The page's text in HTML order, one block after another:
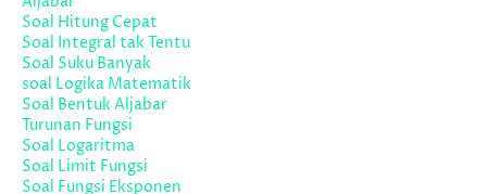
Soal Hitung Cepat
Soal Integral tak Tentu
Soal Suku Banyak
soal Logika Matematik
Soal Bentuk Aljabar
Turunan Fungsi
Soal Logaritma
Soal Limit Fungsi
Soal Fungsi Eksponen